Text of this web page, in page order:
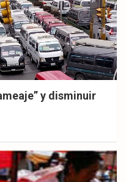
y disminuir